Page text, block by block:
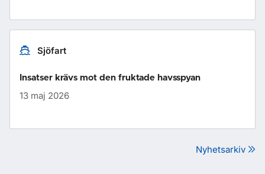
Sjöfart
Insatser krävs mot den fruktade havsspyan
13 maj 2026
Nyhetsarkiv